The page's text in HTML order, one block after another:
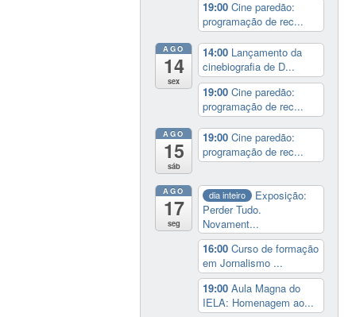
19:00Cine paredão:
programação de rec...
AGO
14
sex
14:00 Lançamento da
cinebiografia de D...
19:00Cine paredão:
programação de rec...
AGO
15
sáb
19:00Cine paredão:
programação de rec...
AGO
17
seg
dia inteiro
Exposição:
Perder Tudo.
Novament...
16:00Curso de formação
em Jornalismo ...
19:00Aula Magna do
IELA: Homenagem ao...